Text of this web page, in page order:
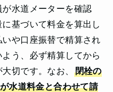
水道メーターを確認
基づいて料金を算出し
や口座振替で精算され
う、必ず精算してから
切です。なお、 閉栓の
水道料金と合わせて請